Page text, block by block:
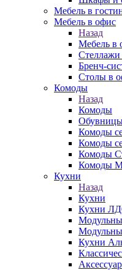
Мебель в
Мебель в офис
Назад
Мебель в
Бренч-
Столы в
Комоды
Назад
Комоды
Комоды
Комоды
Комоды
Комоды
Кухни
Назад
Кухни
Кухни
Кухни